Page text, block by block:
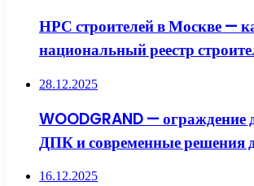
НРС строителей в Москве —
национальный реестр
28.12.2025
WOODGRAND — ограждение
ДПК и современные решения
16.12.2025